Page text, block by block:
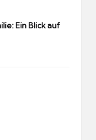
Ein Blick auf